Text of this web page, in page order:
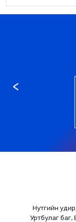
Нутгийн
Уртбулаг